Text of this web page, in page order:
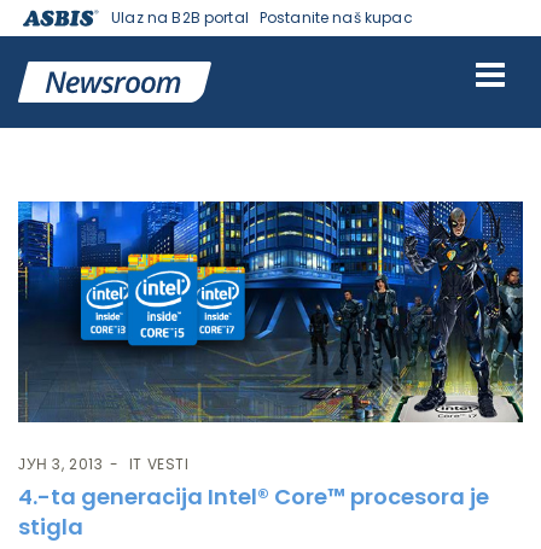
Ulaz na B2B portal Postanite naš kupac
Ознака:procesor
ЈУН 3, 2013 IT VESTI
4.-ta generacija Intel® Core™ procesora je
stigla